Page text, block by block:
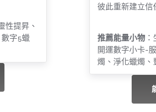
性提昇、
字5蠟
彼此重新建立信
推薦能量小物
開運數字小卡-
燭、淨化蠟燭、